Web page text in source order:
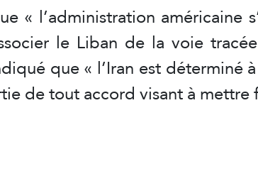
« l’administration américaine
le Liban de la voie
que « l’Iran est déterminé
de tout accord visant à mettre